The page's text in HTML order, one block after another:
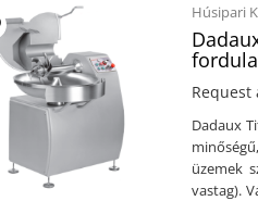
finomra
fordulat/
1200 kg
Húsipari
Request
Dadaux
üzemek
vastag).